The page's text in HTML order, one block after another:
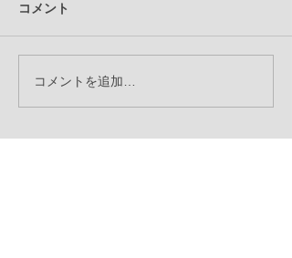
コメント
コメントを追加…